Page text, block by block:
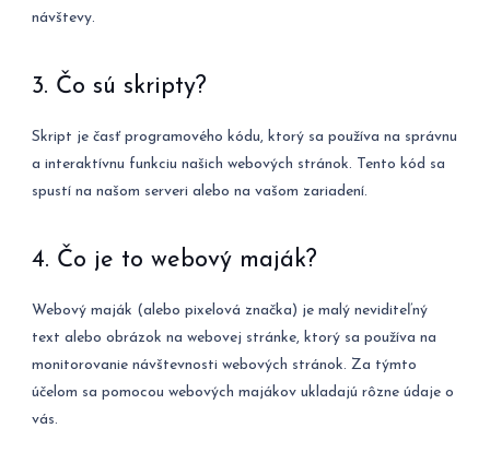
návštevy.
3. Čo sú skripty?
Skript je časť programového kódu, ktorý sa používa na správnu
a interaktívnu funkciu našich webových stránok. Tento kód sa
spustí na našom serveri alebo na vašom zariadení.
4. Čo je to webový maják?
Webový maják (alebo pixelová značka) je malý neviditeľný
text alebo obrázok na webovej stránke, ktorý sa používa na
monitorovanie návštevnosti webových stránok. Za týmto
účelom sa pomocou webových majákov ukladajú rôzne údaje o
vás.